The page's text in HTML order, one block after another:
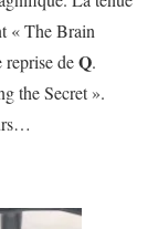
« The Brain
reprise deQ.
the Secret ».